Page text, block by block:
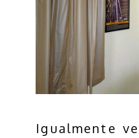
Igualmente